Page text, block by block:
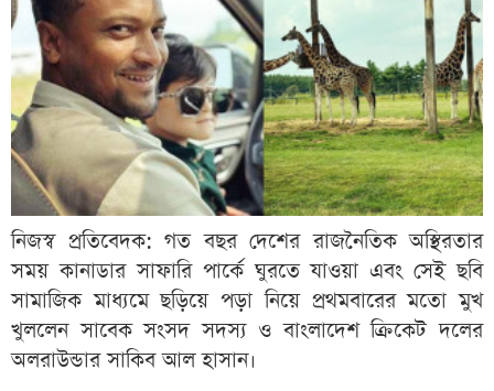
নিজস্ব প্রতিবেদক: গত বছর দেশের রাজনৈতিক অস্থিরতার
সময় কানাডার সাফারি পার্কে ঘুরতে যাওয়া এবং সেই ছবি
সামাজিক মাধ্যমে ছড়িয়ে পড়া নিয়ে প্রথমবারের মতো মুখ
খুললেন সাবেক সংসদ সদস্য ও বাংলাদেশ ক্রিকেট দলের
অলরাউন্ডার সাকিব আল হাসান।